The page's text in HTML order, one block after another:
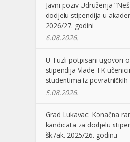
Javni poziv Udruženja
dodjelu stipendija u
2026/27. godini
6.08.2026.
U Tuzli potpisani ugovori
stipendija Vlade TK
studentima iz povratničkih
5.08.2026.
Grad Lukavac: Konačna
kandidata za dodjelu
šk./ak. 2025/26. godinu